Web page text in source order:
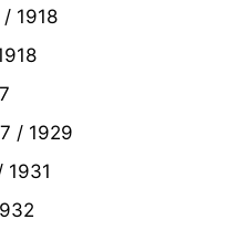
1918
/ 1929
1931